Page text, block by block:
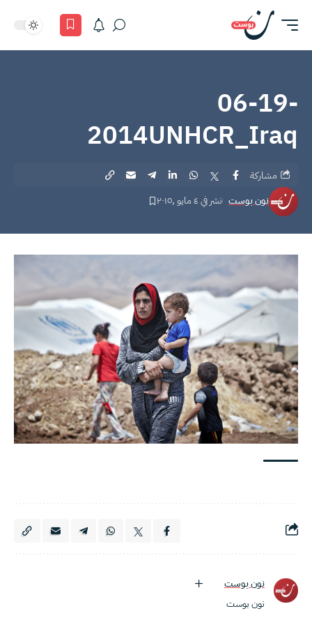
06-19-
2014UNHCR_Iraq
نون بوست نشر في ٤ مايو ,٢٠١٥
مشاركة
نون بوست
نون بوست